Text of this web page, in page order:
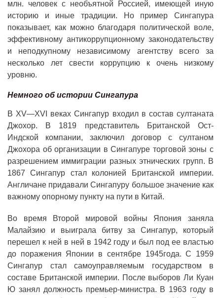
млн. человек с необъятной Россией, имеющей иную
историю и иные традиции. Но пример Сингапура
показывает, как можно благодаря политической воле,
эффективному антикоррупционному законодательству
и неподкупному независимому агентству всего за
несколько лет свести коррупцию к очень низкому
уровню.
Немного об истории Сингапура
В XV—XVI веках Сингапур входил в состав султаната
Джохор. В 1819 представитель Британской Ост-
Индской компании, заключил договор с султаном
Джохора об организации в Сингапуре торговой зоны с
разрешением иммиграции разных этнических групп. В
1867 Сингапур стал колонией Британской империи.
Англичане придавали Сингапуру большое значение как
важному опорному пункту на пути в Китай.
Во время Второй мировой войны Япония заняла
Малайзию и выиграла битву за Сингапур, который
перешел к ней в ней в 1942 году и был под ее властью
до поражения Японии в сентябре 1945года. С 1959
Сингапур стал самоуправляемым государством в
составе Британской империи. После выборов Ли Куан
Ю занял должность премьер-министра. В 1963 году в